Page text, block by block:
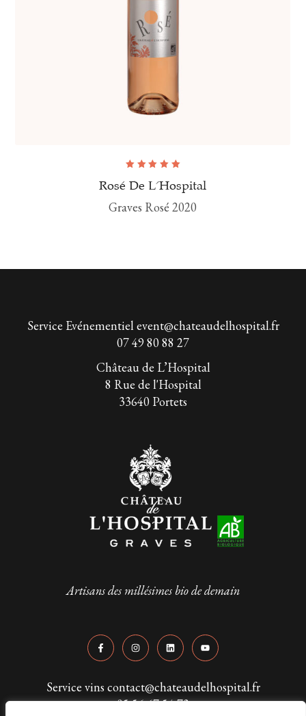
Rosé De L'Hospital
5.00sur
5
Graves Rosé 2020
Service Evénementiel event@chateaudelhospital.fr
07 49 80 88 27
Château de L’Hospital
8 Rue de l'Hospital
33640 Portets
Artisans des millésimes bio de demain
Service vins contact@chateaudelhospital.fr
05 56 67 54 73